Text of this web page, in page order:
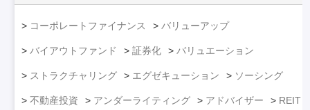
コーポレートファイナンス バリューアップ
バイアウトファンド 証券化 バリュエーション
ストラクチャリング エグゼキューション ソーシング
不動産投資 アンダーライティング アドバイザー REIT